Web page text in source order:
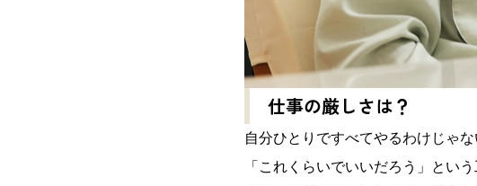
3つの安心
地元での歴史
確かな施工技術
材料から不動産までトータ
商品・実績
仕事の厳しさは？
自分ひとりですべてやるわけじゃ
「これくらいでいいだろう」とい